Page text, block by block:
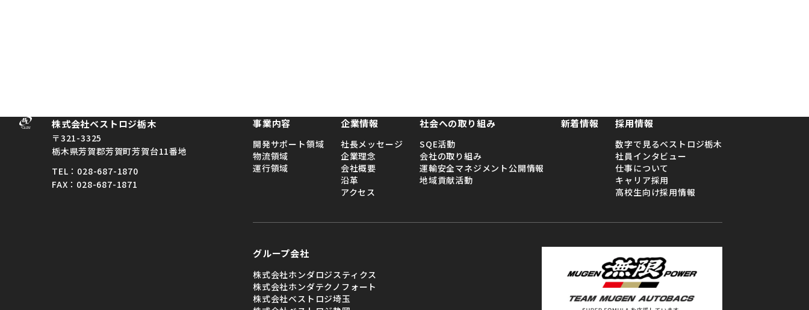
株式会社ベストロジ栃木
〒321-3325
栃木県芳賀郡芳賀町芳賀台11番地
TEL：028-687-1870
FAX：028-687-1871
事業内容
開発サポート領域
物流領域
運行領域
企業情報
社長メッセージ
企業理念
会社概要
沿革
アクセス
社会への取り組み
SQE活動
会社の取り組み
運輸安全マネジメント公開情報
地域貢献活動
新着情報 採用情報
数字で見るベストロジ栃木
社員インタビュー
仕事について
キャリア採用
高校生向け採用情報
グループ会社
株式会社ホンダロジスティクス
株式会社ホンダテクノフォート
株式会社ベストロジ埼玉